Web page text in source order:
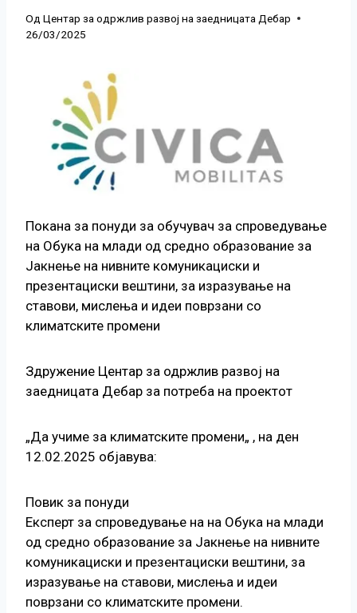
Од Центар за одржлив развој на заедницата Дебар
26/03/2025
Покана за понуди за обучувач за спроведување
на Обука на млади од средно образование за
Јакнење на нивните комуникациски и
презентациски вештини, за изразување на
ставови, мислења и идеи поврзани со
климатските промени
Здружение Центар за одржлив развој на
заедницата Дебар за потреба на проектот
„Да учиме за климатските промени„ , на ден
12.02.2025 објавува:
Повик за понуди
Експерт за спроведување на на Обука на млади
од средно образование за Јакнење на нивните
комуникациски и презентациски вештини, за
изразување на ставови, мислења и идеи
поврзани со климатските промени.